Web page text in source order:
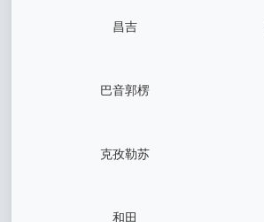
昌吉
巴音郭楞
克孜勒苏
和田